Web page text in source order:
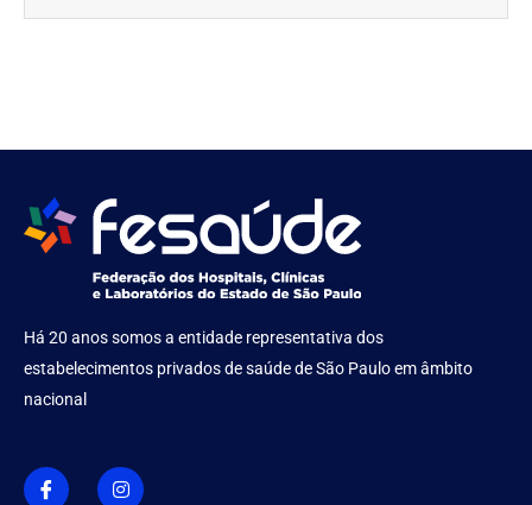
Há 20 anos somos a entidade representativa dos
estabelecimentos privados de saúde de São Paulo em âmbito
nacional
I
c
I
n